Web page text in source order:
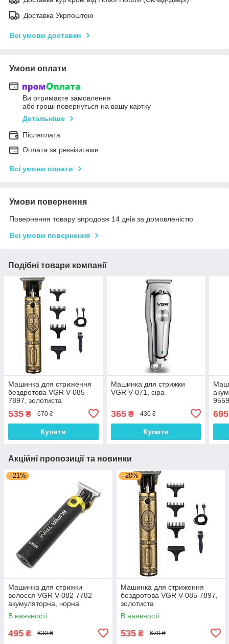
Доставка Укрпоштою
Всі умови доставки
Умови оплати
Ви отримаєте замовлення
або гроші повернуться на вашу картку
Детальніше
Післяплата
Оплата за реквізитами
Всі умови оплати
Умови повернення
Повернення товару впродовж 14 днів за домовленістю
Всі умови повернення
Подібні товари компанії
Машинка для стриження
бездротова VGR V-085
7897, золотиста
535 ₴ 670 ₴
Купити
Машинка для стрижки
VGR V-071, сіра
365₴ 430 ₴
Купити
695
Акційні пропозиції та новинки
–21%
Машинка для стрижки
волосся VGR V-082 7782
акумуляторна, чорна
В наявності
495 ₴ 630 ₴
–20%
Машинка для стриження
бездротова VGR V-085 7897,
золотиста
В наявності
535 ₴ 670 ₴